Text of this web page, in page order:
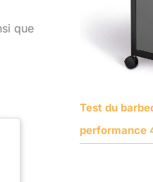
que
Test du
performance